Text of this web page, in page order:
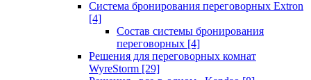
Система бронирования переговорных Extron
[4]
Состав системы бронирования
переговорных [4]
Решения для переговорных комнат
WyreStorm [29]